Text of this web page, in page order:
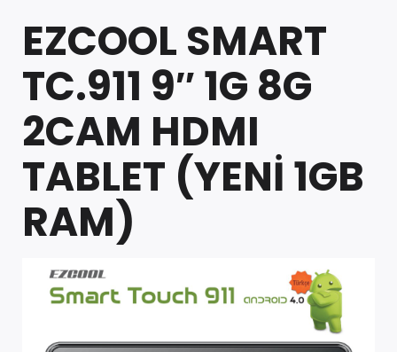
EZCOOL SMART
TC.911 9″ 1G 8G
2CAM HDMI
TABLET (YENİ 1GB
RAM)